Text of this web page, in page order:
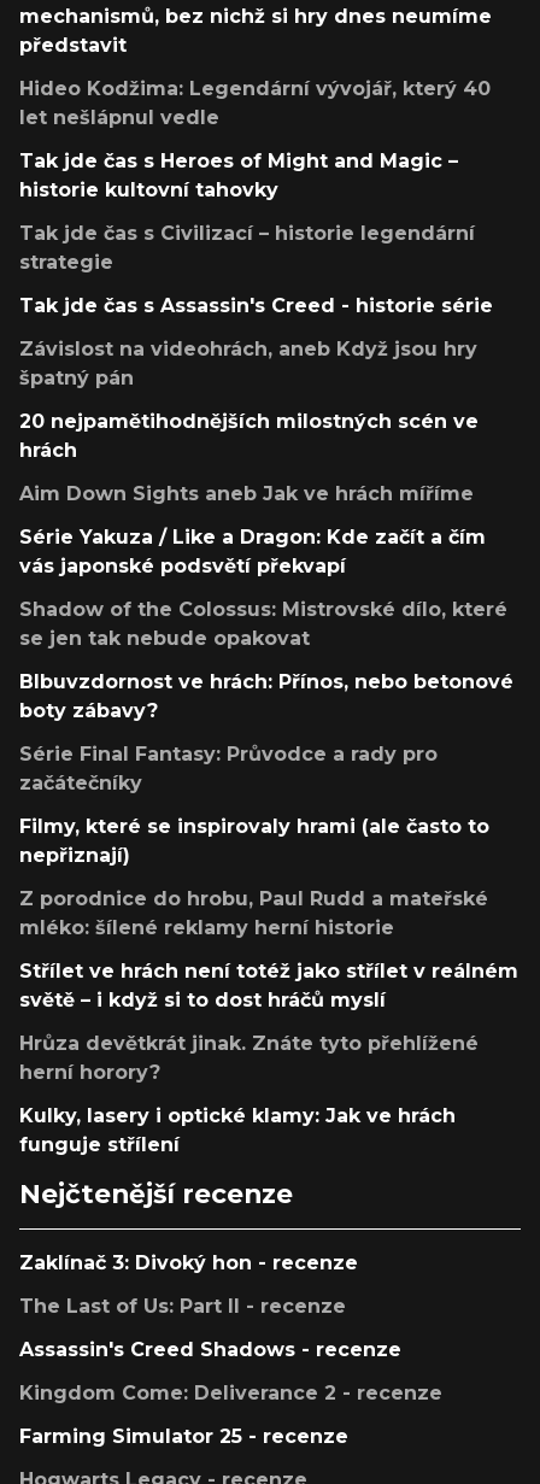
mechanismů, bez nichž si hry dnes neumíme
představit
Hideo Kodžima: Legendární vývojář, který 40
let nešlápnul vedle
Tak jde čas s Heroes of Might and Magic –
historie kultovní tahovky
Tak jde čas s Civilizací – historie legendární
strategie
Tak jde čas s Assassin's Creed - historie série
Závislost na videohrách, aneb Když jsou hry
špatný pán
20 nejpamětihodnějších milostných scén ve
hrách
Aim Down Sights aneb Jak ve hrách míříme
Série Yakuza / Like a Dragon: Kde začít a čím
vás japonské podsvětí překvapí
Shadow of the Colossus: Mistrovské dílo, které
se jen tak nebude opakovat
Blbuvzdornost ve hrách: Přínos, nebo betonové
boty zábavy?
Série Final Fantasy: Průvodce a rady pro
začátečníky
Filmy, které se inspirovaly hrami (ale často to
nepřiznají)
Z porodnice do hrobu, Paul Rudd a mateřské
mléko: šílené reklamy herní historie
Střílet ve hrách není totéž jako střílet v reálném
světě – i když si to dost hráčů myslí
Hrůza devětkrát jinak. Znáte tyto přehlížené
herní horory?
Kulky, lasery i optické klamy: Jak ve hrách
funguje střílení
Nejčtenější recenze
Zaklínač 3: Divoký hon - recenze
The Last of Us: Part II - recenze
Assassin's Creed Shadows - recenze
Kingdom Come: Deliverance 2 - recenze
Farming Simulator 25 - recenze